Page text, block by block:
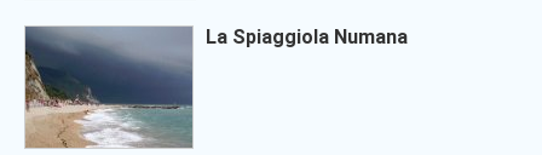
La Spiaggiola Numana